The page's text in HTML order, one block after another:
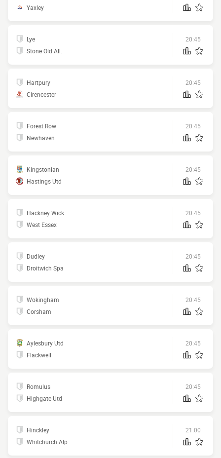
Yaxley
Lye
Stone Old All.
20:45
Hartpury
Cirencester
20:45
Forest Row
Newhaven
20:45
Kingstonian
Hastings Utd
20:45
Hackney Wick
West Essex
20:45
Dudley
Droitwich Spa
20:45
Wokingham
Corsham
20:45
Aylesbury Utd
Flackwell
20:45
Romulus
Highgate Utd
20:45
Hinckley
Whitchurch Alp
21:00